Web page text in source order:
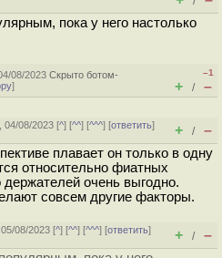
пока у него настолько
08/2023Скрыто ботом-
]
–1
+ / –
04/08/2023 [^] [^^] [^^^] [ответить]
+ / –
плавает он только в одну
относительно фиатных
очень выгодно.
совсем другие факторы.
08/2023 [^] [^^] [^^^] [ответить]
+ / –